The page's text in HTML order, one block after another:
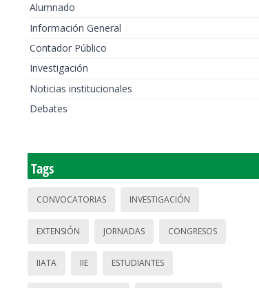
Alumnado
Información General
Contador Público
Investigación
Noticias institucionales
Debates
Tags
CONVOCATORIAS INVESTIGACIÓN
EXTENSIÓN JORNADAS CONGRESOS
IIATA IIE ESTUDIANTES